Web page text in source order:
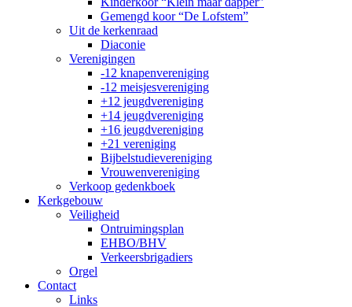
Gemengd koor “De Lofstem”
Uit de kerkenraad
Diaconie
Verenigingen
-12 knapenvereniging
-12 meisjesvereniging
+12 jeugdvereniging
+14 jeugdvereniging
+16 jeugdvereniging
+21 vereniging
Bijbelstudievereniging
Vrouwenvereniging
Verkoop gedenkboek
Kerkgebouw
Veiligheid
Ontruimingsplan
EHBO/BHV
Verkeersbrigadiers
Orgel
Contact
Links